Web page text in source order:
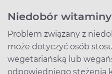
Niedobór witaminy
Problem związany z
może dotyczyć osób
wegetariańską lub
odpowiedniego stężenia